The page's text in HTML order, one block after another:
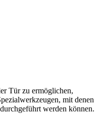
Tür zu ermöglichen,
mit denen
werden können.